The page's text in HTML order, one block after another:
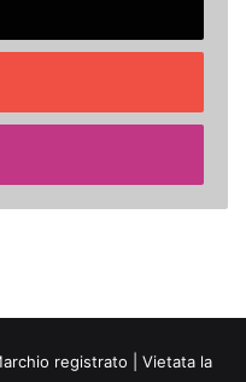
registrato | Vietata la